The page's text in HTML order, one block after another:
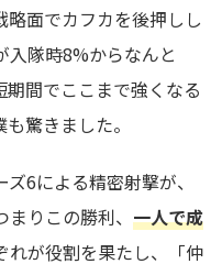
面でカフカを後押しし
入隊時8%からなんと
間でここまで強くなる
驚きました。
6による精密射撃が、
りこの勝利、 一人で成
れが役割を果たし、「仲